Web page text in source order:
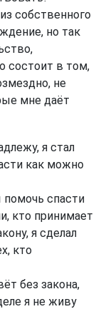
собственного
но так
состоит в том,
не
мне даёт
я стал
как можно
помочь спасти
кто принимает
я сделал
кто
без закона,
я не живу